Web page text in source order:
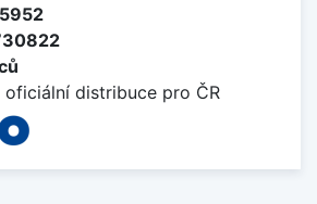
distribuce pro ČR